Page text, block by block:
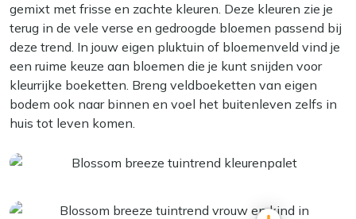
gemixt met frisse en zachte kleuren. Deze kleuren zie je
terug in de vele verse en gedroogde bloemen passend bij
deze trend. In jouw eigen pluktuin of bloemenveld vind je
een ruime keuze aan bloemen die je kunt snijden voor
kleurrijke boeketten. Breng veldboeketten van eigen
bodem ook naar binnen en voel het buitenleven zelfs in
huis tot leven komen.